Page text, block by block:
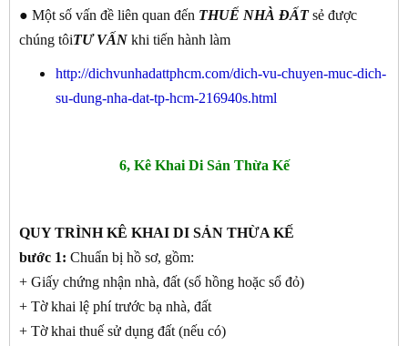
● Một số vấn đề liên quan đến THUẾ NHÀ ĐẤTsẻ được
chúng tôiTƯVẤN khi tiến hành làm
http://dichvunhadattphcm.com/dich-vu-chuyen-muc-dich-
su-dung-nha-dat-tp-hcm-216940s.html
6, Kê Khai Di Sản Thừa Kế
QUY TRÌNH KÊ KHAI DI SẢN THỪA KẾ
bước 1: Chuẩn bị hồ sơ, gồm:
+ Giấy chứng nhận nhà, đất (sổ hồng hoặc sổ đỏ)
+ Tờ khai lệ phí trước bạ nhà, đất
+ Tờ khai thuế sử dụng đất (nếu có)